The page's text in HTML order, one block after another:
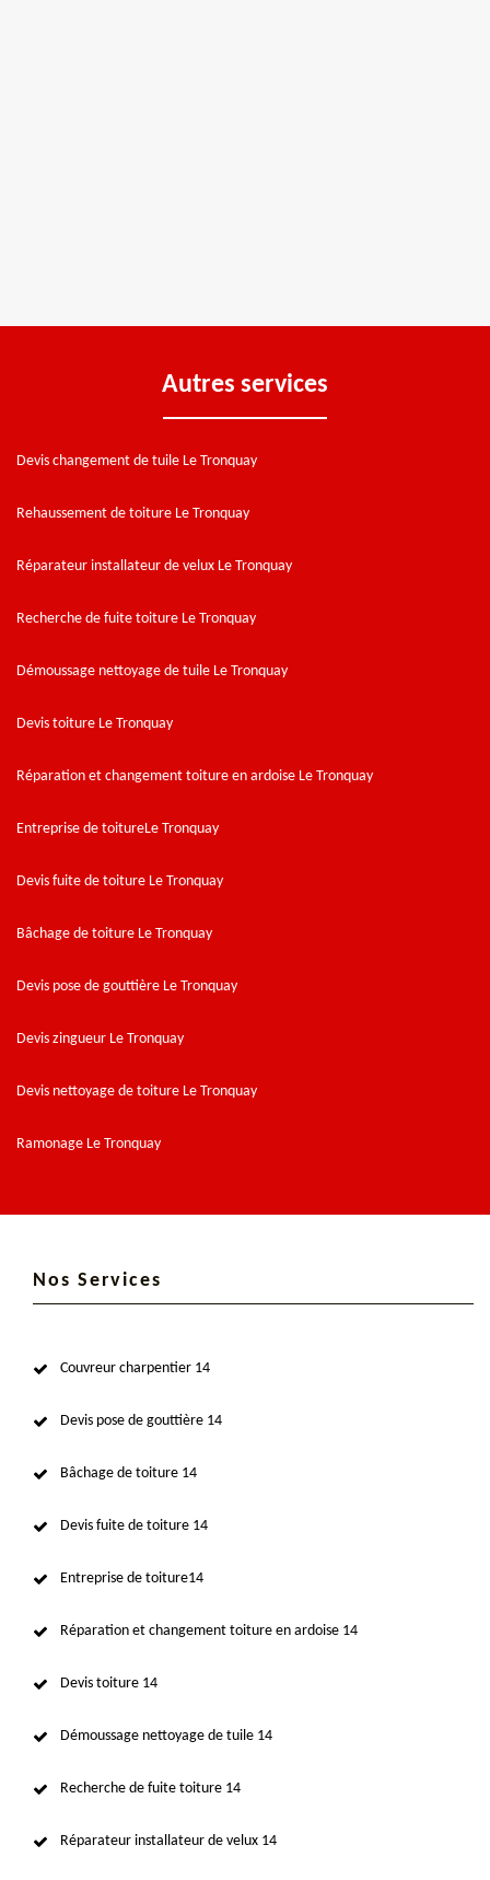
Autres services
Devis changement de tuile Le Tronquay
Rehaussement de toiture Le Tronquay
Réparateur installateur de velux Le Tronquay
Recherche de fuite toiture Le Tronquay
Démoussage nettoyage de tuile Le Tronquay
Devis toiture Le Tronquay
Réparation et changement toiture en ardoise Le Tronquay
Entreprise de toitureLe Tronquay
Devis fuite de toiture Le Tronquay
Bâchage de toiture Le Tronquay
Devis pose de gouttière Le Tronquay
Devis zingueur Le Tronquay
Devis nettoyage de toiture Le Tronquay
Ramonage Le Tronquay
Nos Services
Couvreur charpentier 14
Devis pose de gouttière 14
Bâchage de toiture 14
Devis fuite de toiture 14
Entreprise de toiture14
Réparation et changement toiture en ardoise 14
Devis toiture 14
Démoussage nettoyage de tuile 14
Recherche de fuite toiture 14
Réparateur installateur de velux 14